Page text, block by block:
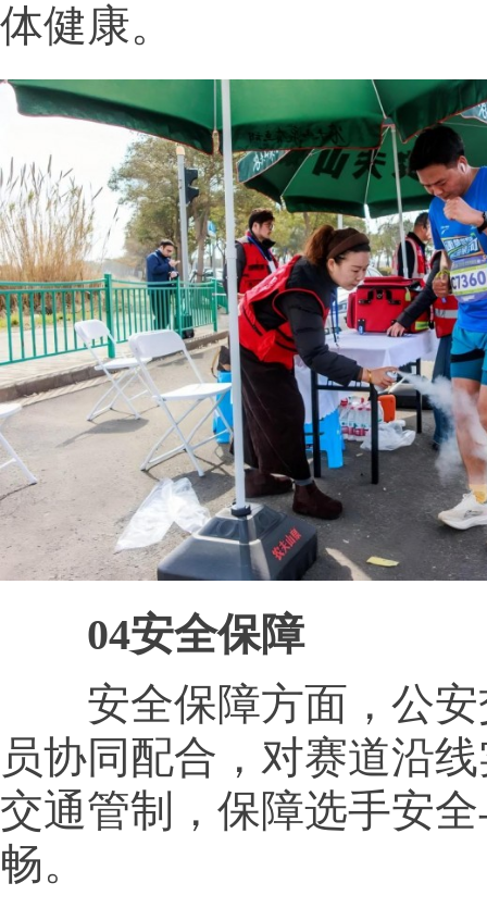
体健康。
04安全保障
安全保障方面，公安
员协同配合，对赛道沿
交通管制，保障选手安
畅。